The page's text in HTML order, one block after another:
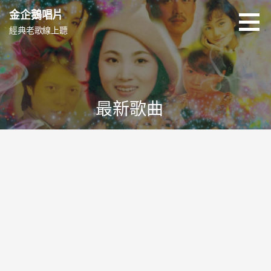
跳
至
主
要
內
容
金企鵝唱片
經典老歌線上聽
最新歌曲